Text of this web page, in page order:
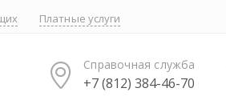
Платные услуги
Справочная служба
+7 (812) 384-46-70